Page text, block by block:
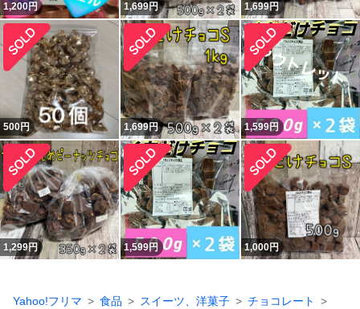
1,200円 1,699円 1,699円
500円 1,699円 1,599円
1,299円 1,599円 1,000円
Yahoo!フリマ 食品 スイーツ、洋菓子
チョコレート